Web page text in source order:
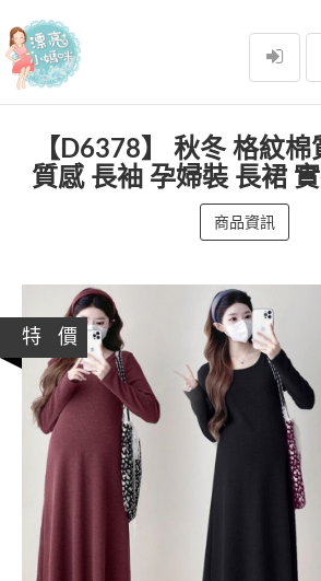
漂亮小媽咪
【D6378】 秋冬 格紋
質感 長袖 孕婦裝 長裙
商品資訊
特 價